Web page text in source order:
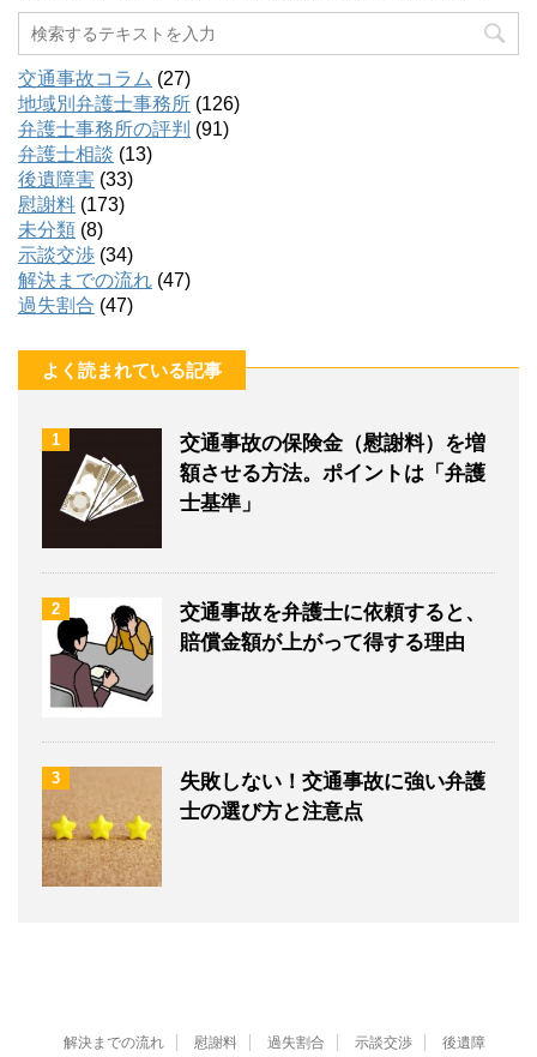
交通事故コラム (27)
地域別弁護士事務所 (126)
弁護士事務所の評判 (91)
弁護士相談 (13)
後遺障害 (33)
慰謝料 (173)
未分類 (8)
示談交渉 (34)
解決までの流れ (47)
過失割合 (47)
よく読まれている記事
1
交通事故の保険金（慰謝料）を増
額させる方法。ポイントは「弁護
士基準」
2
交通事故を弁護士に依頼すると、
賠償金額が上がって得する理由
3
失敗しない！交通事故に強い弁護
士の選び方と注意点
解決までの流れ 慰謝料 過失割合 示談交渉
後遺障